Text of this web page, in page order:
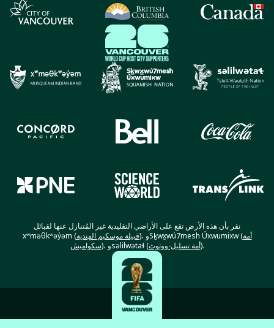
نقر بأن هذه الأرض تقع على الأراضي التقليدية غير المُتنازل عنها لقبائل
xʷməθkʷəy̓əm (قبيلة موسكيم الهندية )، وSḵwx̱wú7mesh Úxwumixw (أمة
سكواميش
)، وsəlilwətaɬ (أمة تسليل-ووتوث).